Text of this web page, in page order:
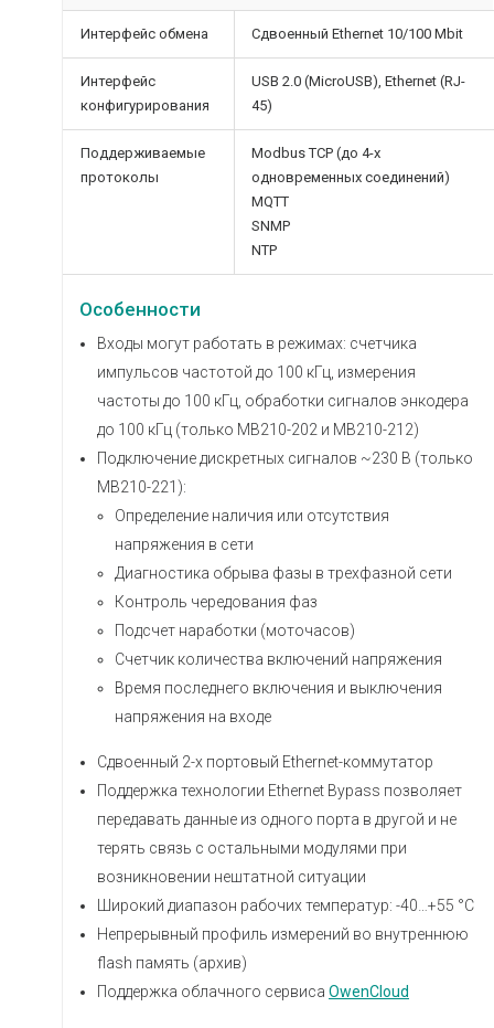
Интерфейс обмена Сдвоенный Ethernet 10/100 Mbit
Интерфейс
конфигурирования
USB 2.0 (MicroUSB), Ethernet (RJ-
45)
Поддерживаемые
протоколы
Modbus TCP (до 4-х
одновременных соединений)
MQTT
SNMP
NTP
Особенности
Входы могут работать в режимах: счетчика
импульсов частотой до 100 кГц, измерения
частоты до 100 кГц, обработки сигналов энкодера
до 100 кГц (только МВ210-202 и МВ210-212)
Подключение дискретных сигналов ~230 В (только
МВ210-221):
Определение наличия или отсутствия
напряжения в сети
Диагностика обрыва фазы в трехфазной сети
Контроль чередования фаз
Подсчет наработки (моточасов)
Счетчик количества включений напряжения
Время последнего включения и выключения
напряжения на входе
Сдвоенный 2-х портовый Ethernet-коммутатор
Поддержка технологии Ethernet Bypass позволяет
передавать данные из одного порта в другой и не
терять связь с остальными модулями при
возникновении нештатной ситуации
Широкий диапазон рабочих температур: -40…+55 °С
Непрерывный профиль измерений во внутреннюю
flash память (архив)
Поддержка облачного сервиса OwenCloud